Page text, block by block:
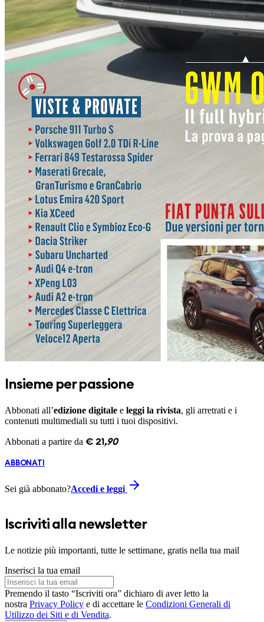
Insieme per passione
Abbonati all’edizione digitale e leggi la rivista, gli arretrati e i
contenuti multimediali su tutti i tuoi dispositivi.
Abbonati a partire da € 21 ,90
ABBONATI
Sei già abbonato?Accedi e leggi
Iscriviti alla newsletter
Le notizie più importanti, tutte le settimane, gratis nella tua mail
Inserisci la tua email
Premendo il tasto “Iscriviti ora” dichiaro di aver letto la
nostra Privacy Policy e di accettare le Condizioni Generali di
Utilizzo dei Siti e di Vendita.